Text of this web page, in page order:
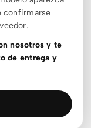
confirmarse
nosotros y te
de entrega y